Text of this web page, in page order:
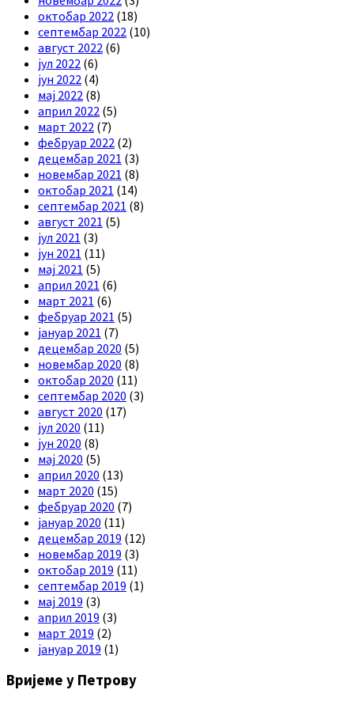
октобар 2022 (18)
септембар 2022 (10)
август 2022 (6)
јул 2022 (6)
јун 2022 (4)
мај 2022 (8)
април 2022 (5)
март 2022 (7)
фебруар 2022 (2)
децембар 2021 (3)
новембар 2021 (8)
октобар 2021 (14)
септембар 2021 (8)
август 2021 (5)
јул 2021 (3)
јун 2021 (11)
мај 2021 (5)
април 2021 (6)
март 2021 (6)
фебруар 2021 (5)
јануар 2021 (7)
децембар 2020 (5)
новембар 2020 (8)
октобар 2020 (11)
септембар 2020 (3)
август 2020 (17)
јул 2020 (11)
јун 2020 (8)
мај 2020 (5)
април 2020 (13)
март 2020 (15)
фебруар 2020 (7)
јануар 2020 (11)
децембар 2019 (12)
новембар 2019 (3)
октобар 2019 (11)
септембар 2019 (1)
мај 2019 (3)
април 2019 (3)
март 2019 (2)
јануар 2019 (1)
Вријеме у Петрову